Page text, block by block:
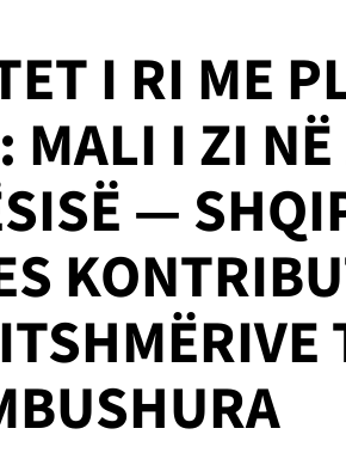
I RI ME
MALI I ZI
—